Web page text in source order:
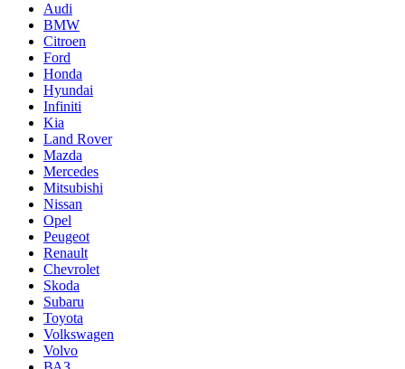
Audi
BMW
Citroen
Ford
Honda
Hyundai
Infiniti
Kia
Land Rover
Mazda
Merсedes
Mitsubishi
Nissan
Opel
Peugeot
Renault
Chevrolet
Skoda
Subaru
Toyota
Volkswagen
Volvo